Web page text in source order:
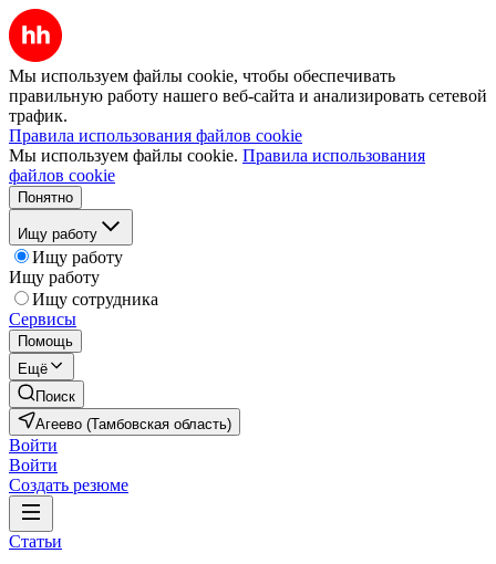
Мы используем файлы cookie, чтобы обеспечивать
правильную работу нашего веб-сайта и анализировать сетевой
трафик.
Правила использования файлов cookie
Мы используем файлы cookie. Правила использования
файлов cookie
Понятно
Ищу работу
Ищу работу
Ищу работу
Ищу сотрудника
Сервисы
Помощь
Ещё
Поиск
Агеево (Тамбовская область)
Войти
Войти
Создать резюме
Статьи